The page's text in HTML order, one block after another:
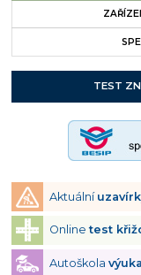
TEST
Aktuální
Onlinetest
Autoškola výuka